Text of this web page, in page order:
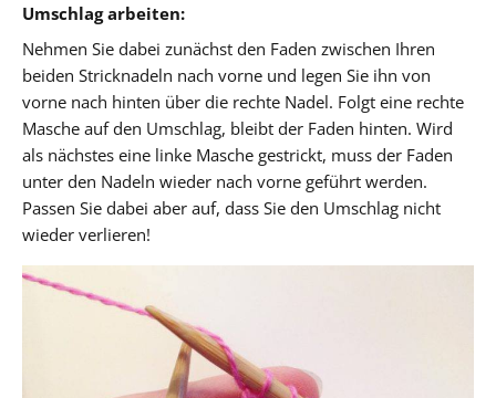
Umschlag arbeiten:
Nehmen Sie dabei zunächst den Faden zwischen Ihren
beiden Stricknadeln nach vorne und legen Sie ihn von
vorne nach hinten über die rechte Nadel. Folgt eine rechte
Masche auf den Umschlag, bleibt der Faden hinten. Wird
als nächstes eine linke Masche gestrickt, muss der Faden
unter den Nadeln wieder nach vorne geführt werden.
Passen Sie dabei aber auf, dass Sie den Umschlag nicht
wieder verlieren!